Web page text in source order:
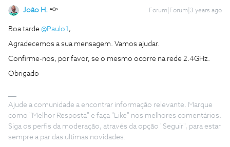
João H. Forum|Forum|3 years ago
Boa tarde @Paulo1 ,
Agradecemos a sua mensagem. Vamos ajudar.
Confirme-nos, por favor, se o mesmo ocorre na rede 2.4GHz.
Obrigado
Ajude a comunidade a encontrar informação relevante. Marque
como "Melhor Resposta" e faça "Like" nos melhores comentários.
Siga os perfis da moderação, através da opção "Seguir", para estar
sempre a par das ultimas novidades.